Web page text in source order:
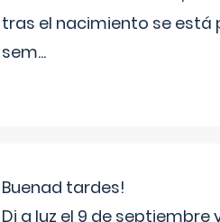
tras el nacimiento se está
sem...
Buenad tardes!
Di a luz el 9 de